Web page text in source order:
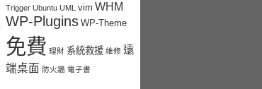
Trigger Ubuntu UML vim WHM
WP-Plugins WP-Theme
免費 理財 系統救援 維修 遠
端桌面 防火牆 電子書